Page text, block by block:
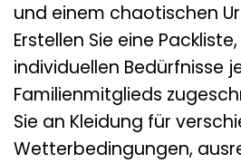
und einem chaotischen
Erstellen Sie eine
individuellen Bedürfnisse
Familienmitglieds
Sie an Kleidung für
Wetterbedingungen,